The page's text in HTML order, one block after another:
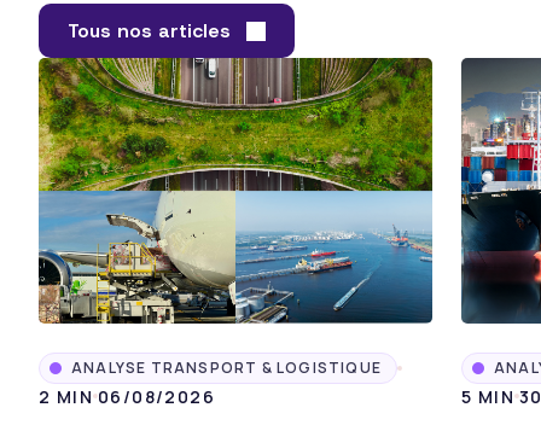
Tous nos articles
ANALYSE TRANSPORT & LOGISTIQUE
2 MIN 06/08/2026 5 MIN